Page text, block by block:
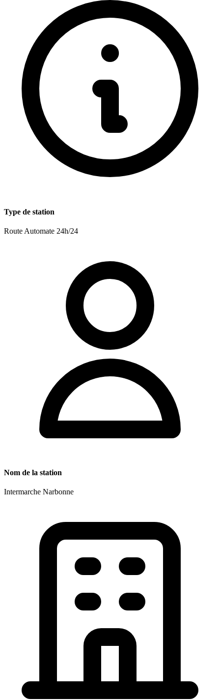
Type de station
Route Automate 24h/24
Nom de la station
Intermarche Narbonne